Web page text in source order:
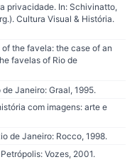
privacidade. In: Schivinatto,
Cultura Visual & História.
the favela: the case of an
favelas of Rio de
Janeiro: Graal, 1995.
com imagens: arte e
de Janeiro: Rocco, 1998.
Vozes, 2001.